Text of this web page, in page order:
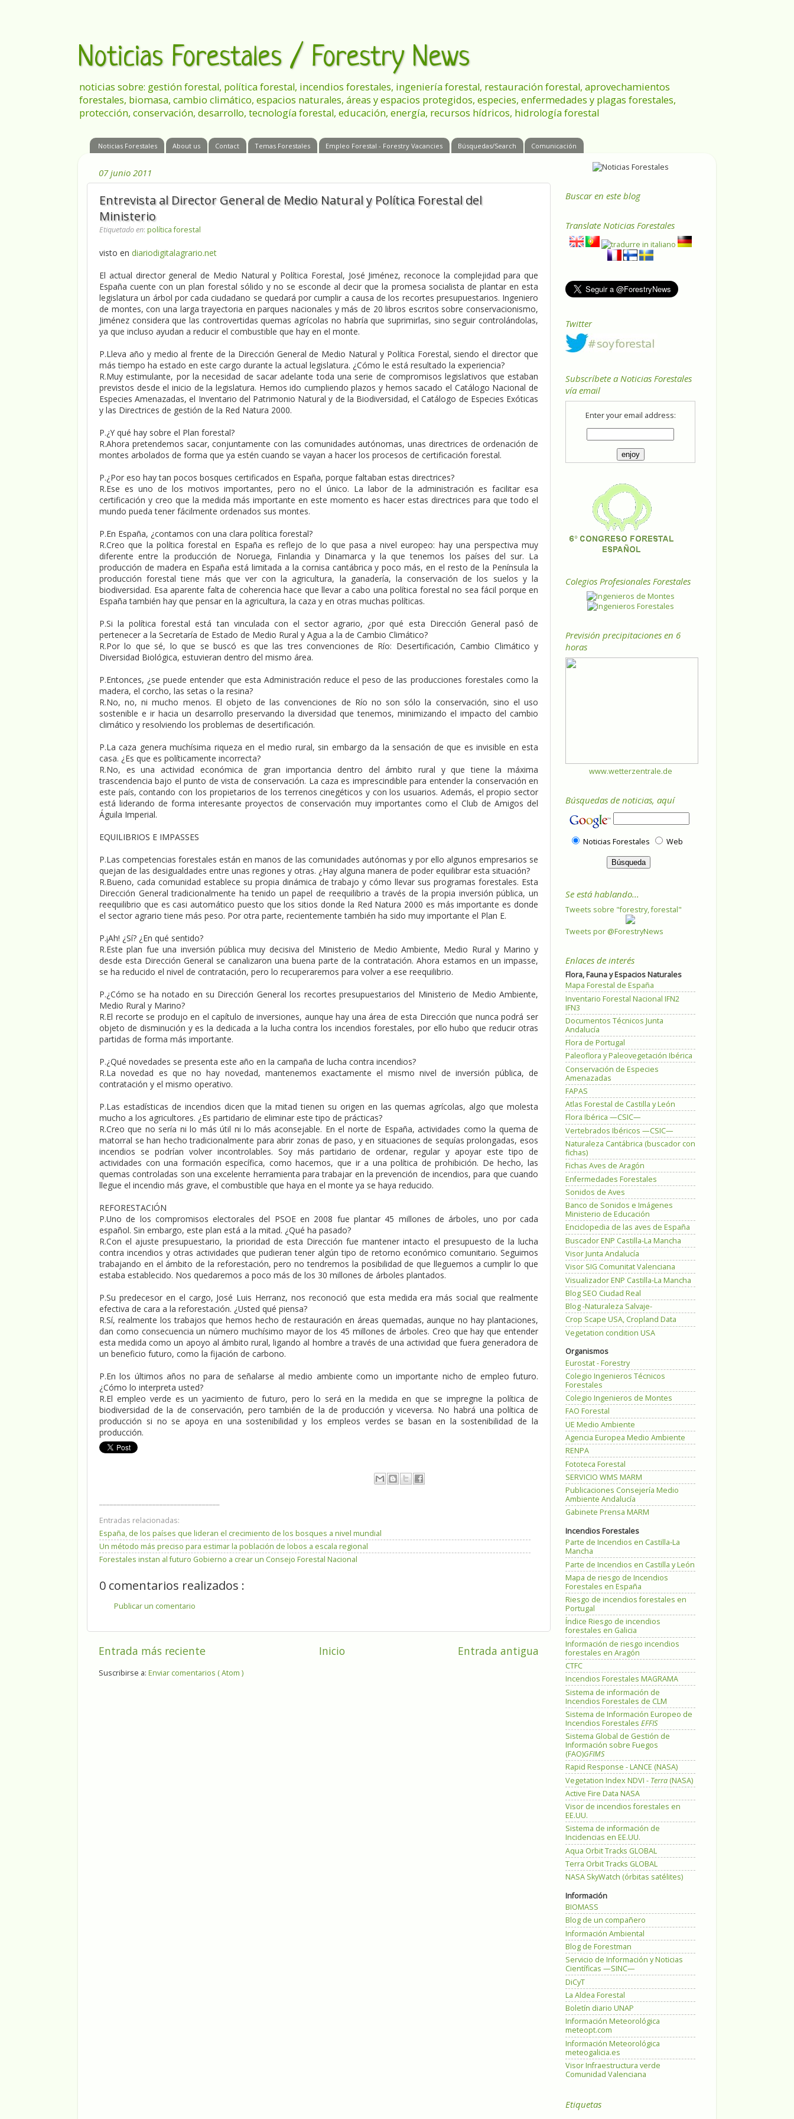
Noticias Forestales / Forestry News
noticias sobre: gestión forestal, política forestal, incendios forestales, ingeniería forestal, restauración forestal, aprovechamientos
forestales, biomasa, cambio climático, espacios naturales, áreas y espacios protegidos, especies, enfermedades y plagas forestales,
protección, conservación, desarrollo, tecnología forestal, educación, energía, recursos hídricos, hidrología forestal
Noticias Forestales About us Contact Temas Forestales Empleo Forestal - Forestry Vacancies Búsquedas/Search Comunicación
07 junio 2011
Entrevista al Director General de Medio Natural y Política Forestal del
Ministerio
Etiquetado en: política forestal
visto en diariodigitalagrario.net
El actual director general de Medio Natural y Política Forestal, José Jiménez, reconoce la complejidad para que
España cuente con un plan forestal sólido y no se esconde al decir que la promesa socialista de plantar en esta
legislatura un árbol por cada ciudadano se quedará por cumplir a causa de los recortes presupuestarios. Ingeniero
de montes, con una larga trayectoria en parques nacionales y más de 20 libros escritos sobre conservacionismo,
Jiménez considera que las controvertidas quemas agrícolas no habría que suprimirlas, sino seguir controlándolas,
ya que incluso ayudan a reducir el combustible que hay en el monte.
P.Lleva año y medio al frente de la Dirección General de Medio Natural y Política Forestal, siendo el director que
más tiempo ha estado en este cargo durante la actual legislatura. ¿Cómo le está resultado la experiencia?
R.Muy estimulante, por la necesidad de sacar adelante toda una serie de compromisos legislativos que estaban
previstos desde el inicio de la legislatura. Hemos ido cumpliendo plazos y hemos sacado el Catálogo Nacional de
Especies Amenazadas, el Inventario del Patrimonio Natural y de la Biodiversidad, el Catálogo de Especies Exóticas
y las Directrices de gestión de la Red Natura 2000.
P.¿Y qué hay sobre el Plan forestal?
R.Ahora pretendemos sacar, conjuntamente con las comunidades autónomas, unas directrices de ordenación de
montes arbolados de forma que ya estén cuando se vayan a hacer los procesos de certificación forestal.
P.¿Por eso hay tan pocos bosques certificados en España, porque faltaban estas directrices?
R.Ese es uno de los motivos importantes, pero no el único. La labor de la administración es facilitar esa
certificación y creo que la medida más importante en este momento es hacer estas directrices para que todo el
mundo pueda tener fácilmente ordenados sus montes.
P.En España, ¿contamos con una clara política forestal?
R.Creo que la política forestal en España es reflejo de lo que pasa a nivel europeo: hay una perspectiva muy
diferente entre la producción de Noruega, Finlandia y Dinamarca y la que tenemos los países del sur. La
producción de madera en España está limitada a la cornisa cantábrica y poco más, en el resto de la Península la
producción forestal tiene más que ver con la agricultura, la ganadería, la conservación de los suelos y la
biodiversidad. Esa aparente falta de coherencia hace que llevar a cabo una política forestal no sea fácil porque en
España también hay que pensar en la agricultura, la caza y en otras muchas políticas.
P.Si la política forestal está tan vinculada con el sector agrario, ¿por qué esta Dirección General pasó de
pertenecer a la Secretaría de Estado de Medio Rural y Agua a la de Cambio Climático?
R.Por lo que sé, lo que se buscó es que las tres convenciones de Río: Desertificación, Cambio Climático y
Diversidad Biológica, estuvieran dentro del mismo área.
P.Entonces, ¿se puede entender que esta Administración reduce el peso de las producciones forestales como la
madera, el corcho, las setas o la resina?
R.No, no, ni mucho menos. El objeto de las convenciones de Río no son sólo la conservación, sino el uso
sostenible e ir hacia un desarrollo preservando la diversidad que tenemos, minimizando el impacto del cambio
climático y resolviendo los problemas de desertificación.
P.La caza genera muchísima riqueza en el medio rural, sin embargo da la sensación de que es invisible en esta
casa. ¿Es que es políticamente incorrecta?
R.No, es una actividad económica de gran importancia dentro del ámbito rural y que tiene la máxima
trascendencia bajo el punto de vista de conservación. La caza es imprescindible para entender la conservación en
este país, contando con los propietarios de los terrenos cinegéticos y con los usuarios. Además, el propio sector
está liderando de forma interesante proyectos de conservación muy importantes como el Club de Amigos del
Águila Imperial.
EQUILIBRIOS E IMPASSES
P.Las competencias forestales están en manos de las comunidades autónomas y por ello algunos empresarios se
quejan de las desigualdades entre unas regiones y otras. ¿Hay alguna manera de poder equilibrar esta situación?
R.Bueno, cada comunidad establece su propia dinámica de trabajo y cómo llevar sus programas forestales. Esta
Dirección General tradicionalmente ha tenido un papel de reequilibrio a través de la propia inversión pública, un
reequilibrio que es casi automático puesto que los sitios donde la Red Natura 2000 es más importante es donde
el sector agrario tiene más peso. Por otra parte, recientemente también ha sido muy importante el Plan E.
P.¡Ah! ¿Sí? ¿En qué sentido?
R.Este plan fue una inversión pública muy decisiva del Ministerio de Medio Ambiente, Medio Rural y Marino y
desde esta Dirección General se canalizaron una buena parte de la contratación. Ahora estamos en un impasse,
se ha reducido el nivel de contratación, pero lo recuperaremos para volver a ese reequilibrio.
P.¿Cómo se ha notado en su Dirección General los recortes presupuestarios del Ministerio de Medio Ambiente,
Medio Rural y Marino?
R.El recorte se produjo en el capítulo de inversiones, aunque hay una área de esta Dirección que nunca podrá ser
objeto de disminución y es la dedicada a la lucha contra los incendios forestales, por ello hubo que reducir otras
partidas de forma más importante.
P.¿Qué novedades se presenta este año en la campaña de lucha contra incendios?
R.La novedad es que no hay novedad, mantenemos exactamente el mismo nivel de inversión pública, de
contratación y el mismo operativo.
P.Las estadísticas de incendios dicen que la mitad tienen su origen en las quemas agrícolas, algo que molesta
mucho a los agricultores. ¿Es partidario de eliminar este tipo de prácticas?
R.Creo que no sería ni lo más útil ni lo más aconsejable. En el norte de España, actividades como la quema de
matorral se han hecho tradicionalmente para abrir zonas de paso, y en situaciones de sequías prolongadas, esos
incendios se podrían volver incontrolables. Soy más partidario de ordenar, regular y apoyar este tipo de
actividades con una formación específica, como hacemos, que ir a una política de prohibición. De hecho, las
quemas controladas son una excelente herramienta para trabajar en la prevención de incendios, para que cuando
llegue el incendio más grave, el combustible que haya en el monte ya se haya reducido.
REFORESTACIÓN
P.Uno de los compromisos electorales del PSOE en 2008 fue plantar 45 millones de árboles, uno por cada
español. Sin embargo, este plan está a la mitad. ¿Qué ha pasado?
R.Con el ajuste presupuestario, la prioridad de esta Dirección fue mantener intacto el presupuesto de la lucha
contra incendios y otras actividades que pudieran tener algún tipo de retorno económico comunitario. Seguimos
trabajando en el ámbito de la reforestación, pero no tendremos la posibilidad de que lleguemos a cumplir lo que
estaba establecido. Nos quedaremos a poco más de los 30 millones de árboles plantados.
P.Su predecesor en el cargo, José Luis Herranz, nos reconoció que esta medida era más social que realmente
efectiva de cara a la reforestación. ¿Usted qué piensa?
R.Sí, realmente los trabajos que hemos hecho de restauración en áreas quemadas, aunque no hay plantaciones,
dan como consecuencia un número muchísimo mayor de los 45 millones de árboles. Creo que hay que entender
esta medida como un apoyo al ámbito rural, ligando al hombre a través de una actividad que fuera generadora de
un beneficio futuro, como la fijación de carbono.
P.En los últimos años no para de señalarse al medio ambiente como un importante nicho de empleo futuro.
¿Cómo lo interpreta usted?
R.El empleo verde es un yacimiento de futuro, pero lo será en la medida en que se impregne la política de
biodiversidad de la de conservación, pero también de la de producción y viceversa. No habrá una política de
producción si no se apoya en una sostenibilidad y los empleos verdes se basan en la sostenibilidad de la
producción.
Entradas relacionadas:
España, de los países que lideran el crecimiento de los bosques a nivel mundial
Un método más preciso para estimar la población de lobos a escala regional
Forestales instan al futuro Gobierno a crear un Consejo Forestal Nacional
0 comentarios realizados :
Publicar un comentario
Entrada más reciente Entrada antigua
Inicio
Suscribirse a: Enviar comentarios ( Atom )
Buscar en este blog
Translate Noticias Forestales
Twitter
Subscríbete a Noticias Forestales
vía email
Enter your email address:
Colegios Profesionales Forestales
Previsión precipitaciones en 6
horas
www.wetterzentrale.de
Búsquedas de noticias, aquí
Noticias Forestales Web
Se está hablando...
Tweets sobre "forestry, forestal"
Tweets por @ForestryNews
Enlaces de interés
Flora, Fauna y Espacios Naturales
Mapa Forestal de España
Inventario Forestal Nacional IFN2
IFN3
Documentos Técnicos Junta
Andalucía
Flora de Portugal
Paleoflora y Paleovegetación Ibérica
Conservación de Especies
Amenazadas
FAPAS
Atlas Forestal de Castilla y León
Flora Ibérica —CSIC—
Vertebrados Ibéricos —CSIC—
Naturaleza Cantábrica (buscador con
fichas)
Fichas Aves de Aragón
Enfermedades Forestales
Sonidos de Aves
Banco de Sonidos e Imágenes
Ministerio de Educación
Enciclopedia de las aves de España
Buscador ENP Castilla-La Mancha
Visor Junta Andalucía
Visor SIG Comunitat Valenciana
Visualizador ENP Castilla-La Mancha
Blog SEO Ciudad Real
Blog -Naturaleza Salvaje-
Crop Scape USA, Cropland Data
Vegetation condition USA
Organismos
Eurostat - Forestry
Colegio Ingenieros Técnicos
Forestales
Colegio Ingenieros de Montes
FAO Forestal
UE Medio Ambiente
Agencia Europea Medio Ambiente
RENPA
Fototeca Forestal
SERVICIO WMS MARM
Publicaciones Consejería Medio
Ambiente Andalucía
Gabinete Prensa MARM
Incendios Forestales
Parte de Incendios en Castilla-La
Mancha
Parte de Incendios en Castilla y León
Mapa de riesgo de Incendios
Forestales en España
Riesgo de incendios forestales en
Portugal
Índice Riesgo de incendios
forestales en Galicia
Información de riesgo incendios
forestales en Aragón
CTFC
Incendios Forestales MAGRAMA
Sistema de información de
Incendios Forestales de CLM
Sistema de Información Europeo de
Incendios Forestales EFFIS
Sistema Global de Gestión de
Información sobre Fuegos
(FAO)GFIMS
Rapid Response - LANCE (NASA)
Vegetation Index NDVI - Terra (NASA)
Active Fire Data NASA
Visor de incendios forestales en
EE.UU.
Sistema de información de
Incidencias en EE.UU.
Aqua Orbit Tracks GLOBAL
Terra Orbit Tracks GLOBAL
NASA SkyWatch (órbitas satélites)
Información
BIOMASS
Blog de un compañero
Información Ambiental
Blog de Forestman
Servicio de Información y Noticias
Científicas —SINC—
DiCyT
La Aldea Forestal
Boletín diario UNAP
Información Meteorológica
meteopt.com
Información Meteorológica
meteogalicia.es
Visor Infraestructura verde
Comunidad Valenciana
Etiquetas